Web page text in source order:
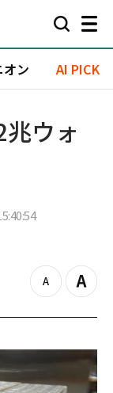
オン AI PICK
ウォ
z
o
o
Z
o
i
n